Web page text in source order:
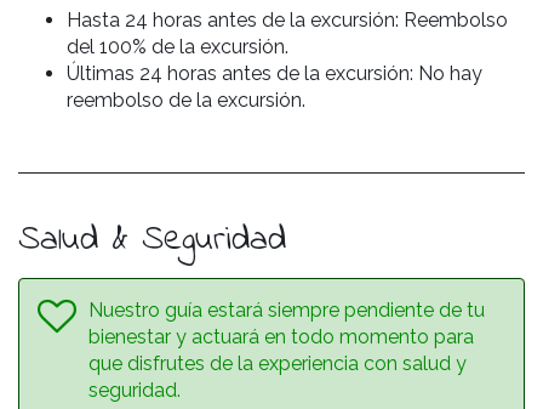
Hasta 24 horas antes de la excursión: Reembolso
del 100% de la excursión.
Últimas 24 horas antes de la excursión: No hay
reembolso de la excursión.
Salud & Seguridad
Nuestro guía estará siempre pendiente de tu
bienestar y actuará en todo momento para
que disfrutes de la experiencia con salud y
seguridad.